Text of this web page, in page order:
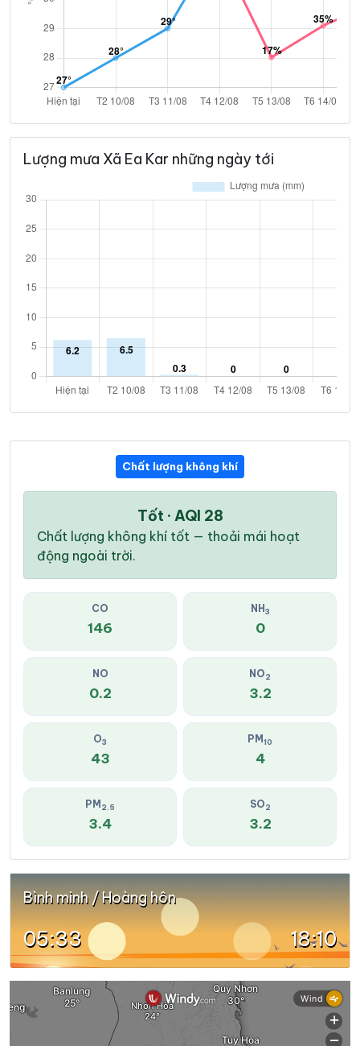
Lượng mưa Xã Ea Kar những ngày tới
Chất lượng không khí
Tốt · AQI 28
Chất lượng không khí tốt — thoải mái hoạt
động ngoài trời.
CO
146
NH 3
0
NO
0.2
NO2
3.2
O3
43
PM 10
4
PM 2.5
3.4
SO2
3.2
Bình minh / Hoàng hôn
05:33 18:10